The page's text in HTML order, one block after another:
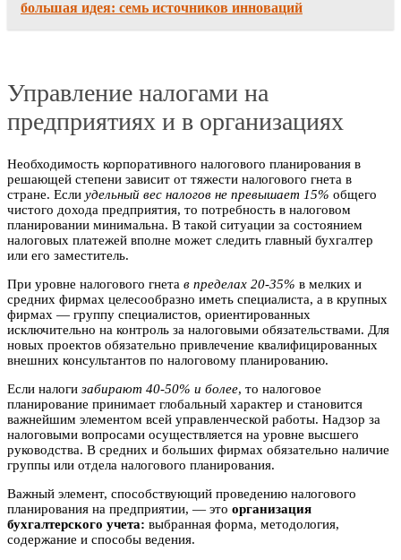
большая идея: семь источников инноваций
Управление налогами на
предприятиях и в организациях
Необходимость корпоративного налогового планирования в
решающей степени зависит от тяжести налогового гнета в
стране. Если удельный вес налогов не превышает 15% общего
чистого дохода предприятия, то потребность в налоговом
планировании минимальна. В такой ситуации за состоянием
налоговых платежей вполне может следить главный бухгалтер
или его заместитель.
При уровне налогового гнета в пределах 20-35% в мелких и
средних фирмах целесообразно иметь специалиста, а в крупных
фирмах — группу специалистов, ориентированных
исключительно на контроль за налоговыми обязательствами. Для
новых проектов обязательно привлечение квалифицированных
внешних консультантов по налоговому планированию.
Если налоги забирают 40-50% и более, то налоговое
планирование принимает глобальный характер и становится
важнейшим элементом всей управленческой работы. Надзор за
налоговыми вопросами осуществляется на уровне высшего
руководства. В средних и больших фирмах обязательно наличие
группы или отдела налогового планирования.
Важный элемент, способствующий проведению налогового
планирования на предприятии, — это организация
бухгалтерского учета: выбранная форма, методология,
содержание и способы ведения.